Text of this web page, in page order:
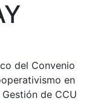
del Convenio
en
de CCU